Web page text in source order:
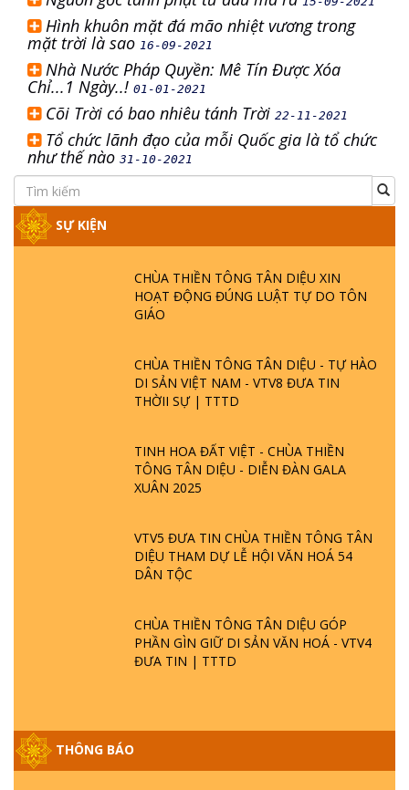
Hình khuôn mặt đá mão nhiệt vương trong
mặt trời là sao 16-09-2021
Nhà Nước Pháp Quyền: Mê Tín Được Xóa
Chỉ...1 Ngày..! 01-01-2021
Cõi Trời có bao nhiêu tánh Trời 22-11-2021
Tổ chức lãnh đạo của mỗi Quốc gia là tổ chức
như thế nào 31-10-2021
SỰ KIỆN
CHÙA THIỀN TÔNG TÂN DIỆU XIN
HOẠT ĐỘNG ĐÚNG LUẬT TỰ DO TÔN
GIÁO
CHÙA THIỀN TÔNG TÂN DIỆU - TỰ HÀO
DI SẢN VIỆT NAM - VTV8 ĐƯA TIN
THỜII SỰ | TTTD
TINH HOA ĐẤT VIỆT - CHÙA THIỀN
TÔNG TÂN DIỆU - DIỄN ĐÀN GALA
XUÂN 2025
VTV5 ĐƯA TIN CHÙA THIỀN TÔNG TÂN
DIỆU THAM DỰ LỄ HỘI VĂN HOÁ 54
DÂN TỘC
CHÙA THIỀN TÔNG TÂN DIỆU GÓP
PHẦN GÌN GIỮ DI SẢN VĂN HOÁ - VTV4
ĐƯA TIN | TTTD
THÔNG BÁO